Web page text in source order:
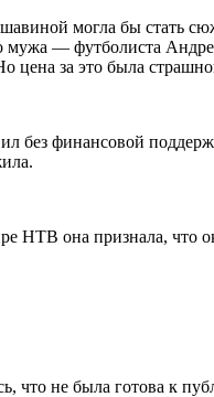
могла бы стать
— футболиста
цена за это была
без финансовой
НТВ она признала, что
что не была готова к